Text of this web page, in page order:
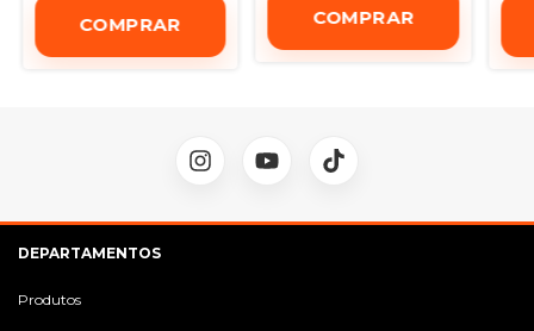
DEPARTAMENTOS
Produtos